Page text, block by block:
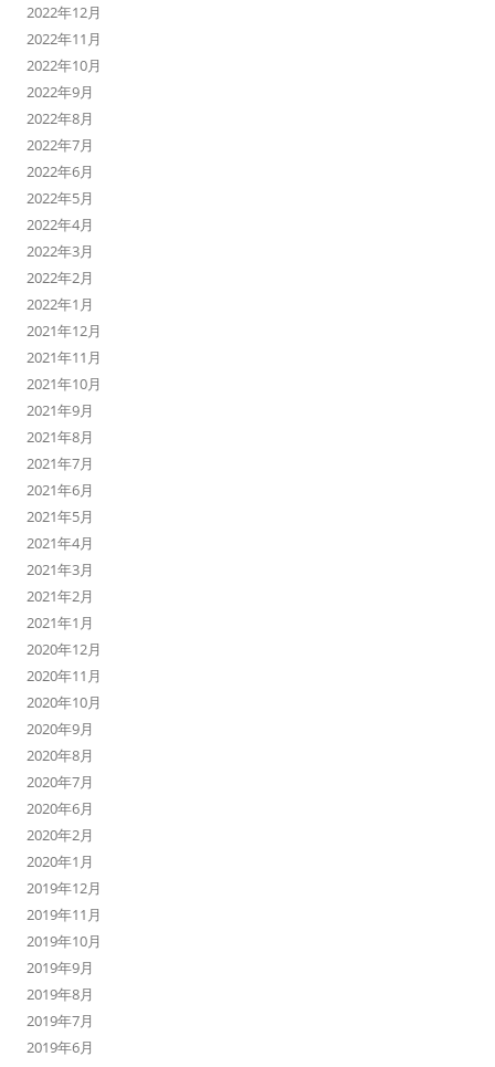
2022年12月
2022年11月
2022年10月
2022年9月
2022年8月
2022年7月
2022年6月
2022年5月
2022年4月
2022年3月
2022年2月
2022年1月
2021年12月
2021年11月
2021年10月
2021年9月
2021年8月
2021年7月
2021年6月
2021年5月
2021年4月
2021年3月
2021年2月
2021年1月
2020年12月
2020年11月
2020年10月
2020年9月
2020年8月
2020年7月
2020年6月
2020年2月
2020年1月
2019年12月
2019年11月
2019年10月
2019年9月
2019年8月
2019年7月
2019年6月